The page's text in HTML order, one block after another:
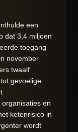
een
dat 3,4 miljoen
toegang
november
twaalf
gevoelige
en
ketenrisico in
wordt